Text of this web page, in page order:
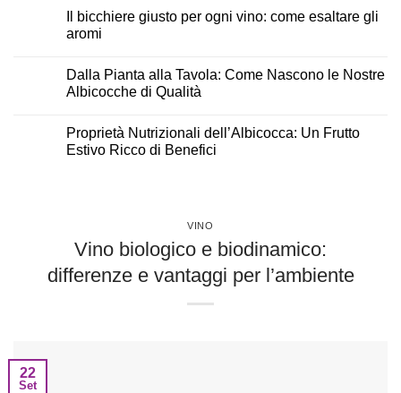
VINO
Vino biologico e biodinamico:
differenze e vantaggi per l’ambiente
22
Set
Il bicchiere giusto per ogni vino: come esaltare gli
aromi
Dalla Pianta alla Tavola: Come Nascono le Nostre
Albicocche di Qualità
Proprietà Nutrizionali dell’Albicocca: Un Frutto
Estivo Ricco di Benefici